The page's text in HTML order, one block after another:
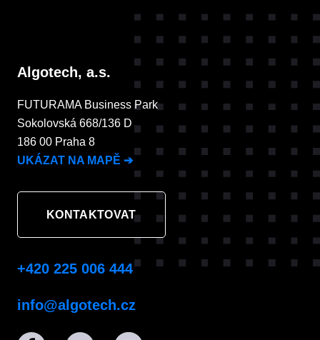
Algotech, a.s.
FUTURAMA Business Park
Sokolovská 668/136 D
186 00 Praha 8
UKÁZAT NA MAPĚ ➔
KONTAKTOVAT
+420 225 006 444
info@algotech.cz